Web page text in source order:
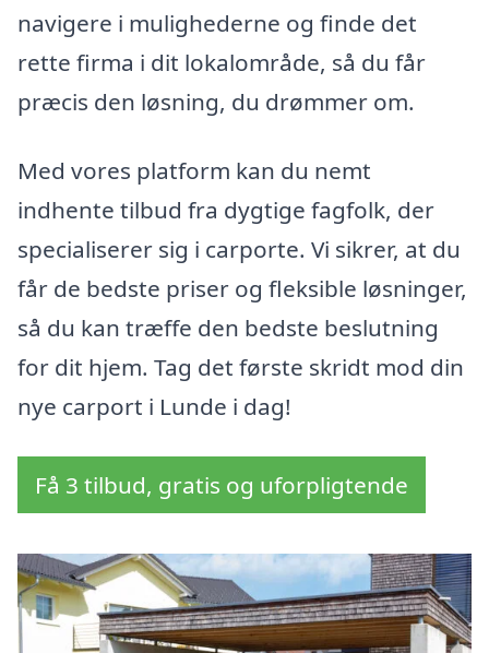
navigere i mulighederne og finde det
rette firma i dit lokalområde, så du får
præcis den løsning, du drømmer om.
Med vores platform kan du nemt
indhente tilbud fra dygtige fagfolk, der
specialiserer sig i carporte. Vi sikrer, at du
får de bedste priser og fleksible løsninger,
så du kan træffe den bedste beslutning
for dit hjem. Tag det første skridt mod din
nye carport i Lunde i dag!
Få 3 tilbud, gratis og uforpligtende